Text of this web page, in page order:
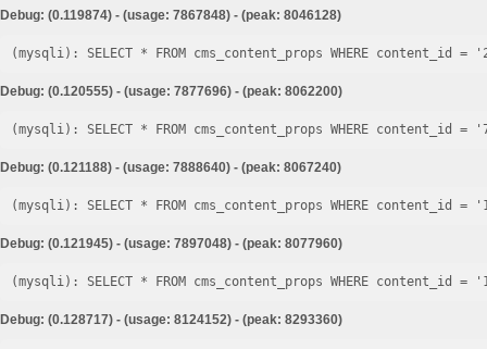
Debug: (0.119874) - (usage: 7867848) - (peak: 8046128)
Debug: (0.120555) - (usage: 7877696) - (peak: 8062200)
Debug: (0.121188) - (usage: 7888640) - (peak: 8067240)
Debug: (0.121945) - (usage: 7897048) - (peak: 8077960)
Debug: (0.128717) - (usage: 8124152) - (peak: 8293360)